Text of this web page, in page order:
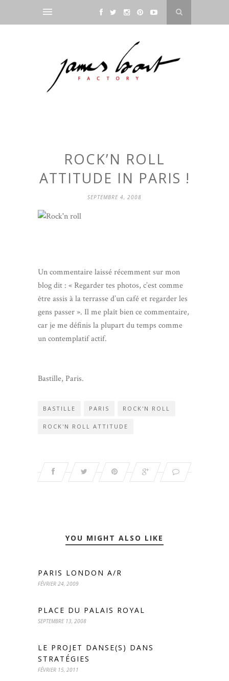
ROCK’N ROLL
ATTITUDE IN PARIS !
SEPTEMBRE 4, 2008
Un commentaire laissé récemment sur mon
blog dit : « Regarder tes photos, c’est comme
être assis à la terrasse d’un café et regarder les
gens passer ». Il me plaît bien ce commentaire,
car je me définis la plupart du temps comme
un contemplatif actif.
Bastille, Paris.
BASTILLE PARIS ROCK'N ROLL
ROCK'N ROLL ATTITUDE
YOU MIGHT ALSO LIKE
PARIS LONDON A/R
FÉVRIER 24, 2009
PLACE DU PALAIS ROYAL
SEPTEMBRE 13, 2008
LE PROJET DANSE(S) DANS
STRATÉGIES
FÉVRIER 15, 2011